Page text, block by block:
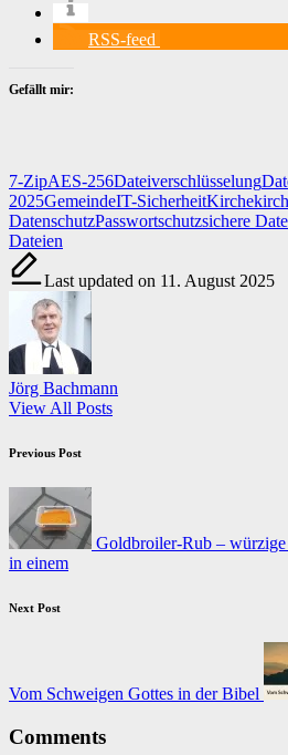
RSS-feed
Gefällt mir:
Tags:
7-ZipAES-256Dateiverschlüsselung
2025GemeindeIT-SicherheitKirche
DatenschutzPasswortschutzsichere
Dateien
Last updated on 11. August 2025
Jörg Bachmann
View All Posts
Post
navigation
Previous Post
Goldbroiler-Rub –
in einem
Next Post
Vom Schweigen Gottes in der Bibel
Comments